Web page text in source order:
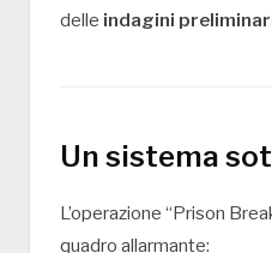
delle indagini
Un sistema
L’operazione “Prison
quadro allarmante: